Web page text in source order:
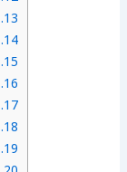
13.
14.
15.
16.
17.
18.
19.